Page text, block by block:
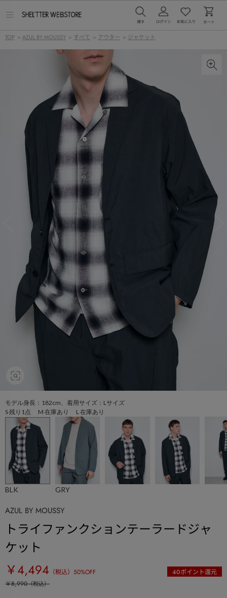
ー
TOP > AZUL BY MOUSSY > すべて > アウター > ジャケット
モデル身長：182cm、着用サイズ：Lサイズ
S 残り1点 M 在庫あり L 在庫あり
BLK GRY
AZUL BY MOUSSY
トライファンクションテーラードジャ
ケット
￥4,494 （税込） 50%OFF 40ポイント還元
￥8,990（税込）